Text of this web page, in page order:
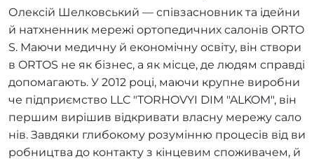
Олексій Шелковський — співзасновник та ідейни
й натхненник мережі ортопедичних салонів ORTO
S. Маючи медичну й економічну освіту, він створи
в ORTOS не як бізнес, а як місце, де людям справді
допомагають. У 2012 році, маючи крупне виробни
че підприємство LLC "TORHOVYI DIM "ALKOM", він
першим вирішив відкривати власну мережу сало
нів. Завдяки глибокому розумінню процесів від ви
робництва до контакту з кінцевим споживачем, й